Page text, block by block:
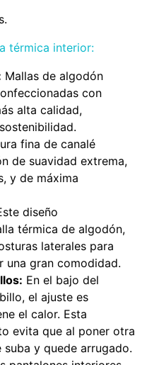
térmica interior:
Mallas de algodón
con
alta calidad,
fina de canalé
de suavidad extrema,
y de máxima
diseño
térmica de algodón,
laterales para
una gran comodidad.
En el bajo del
el ajuste es
el calor. Esta
evita que al poner otra
y quede arrugado.